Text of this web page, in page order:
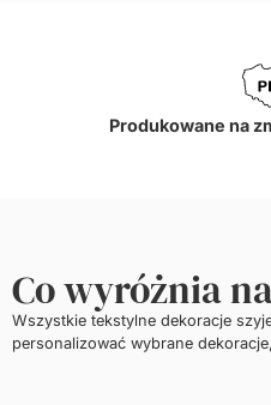
Produkowane na
Co wyróżnia
Wszystkie tekstylne dekoracje
personalizować wybrane